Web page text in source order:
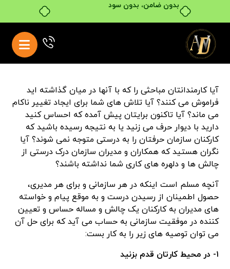
بدون ضامن، بدون سود
آیا کارمندانتان مباحثی را که با آنها در میان گذاشته اید
فراموش می کنند؟ آیا تلاش های شما برای ایجاد تغییر ناکام
می ماند؟ آیا تاکنون برایتان پیش آمده که احساس کنید
دارید با دیوار حرف می زنید یا به نتیجه رسیده باشید که
کارکنان سازمان حرفتان را به درستی متوجه نمی شوند؟ آیا
نگران هستید که همکاران و مدیران سازمان درک درستی از
چالش ها و دلهره های کاری شما نداشته باشند؟
آنچه مسلم است اینکه در هر سازمانی و برای هر مدیری،
حصول اطمینان از رسیدن درست و به موقع پیام و خواسته
های مدیران به کارکنان یک چالش و مساله حساس و تعیین
کننده در موفقیت سازمانی به حساب می آید که برای حل آن
می توان توصیه های زیر را به کار بست:
۱- در محیط کارتان قدم بزنید